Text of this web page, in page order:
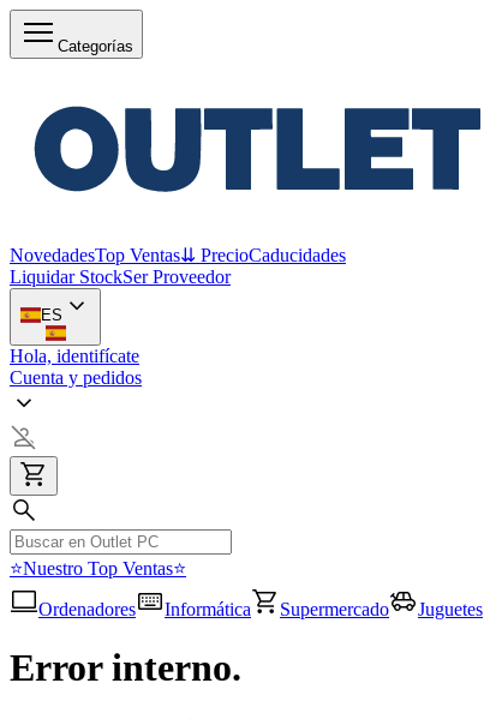
Categorías
NovedadesTop Ventas⇊ PrecioCaducidades
Liquidar StockSer Proveedor
ES
Hola, identifícate
Cuenta y pedidos
⭐Nuestro Top Ventas⭐
Ordenadores
Informática Supermercado Juguetes
Error interno.